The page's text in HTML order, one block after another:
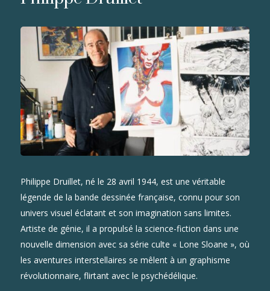
Philippe Druillet, né le 28 avril 1944, est une véritable
légende de la bande dessinée française, connu pour son
univers visuel éclatant et son imagination sans limites.
Artiste de génie, il a propulsé la science-fiction dans une
nouvelle dimension avec sa série culte « Lone Sloane », où
les aventures interstellaires se mêlent à un graphisme
révolutionnaire, flirtant avec le psychédélique.